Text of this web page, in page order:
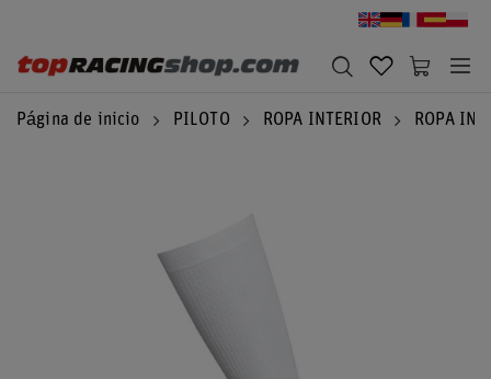
Página de inicio PILOTO ROPA INTERIOR ROPA